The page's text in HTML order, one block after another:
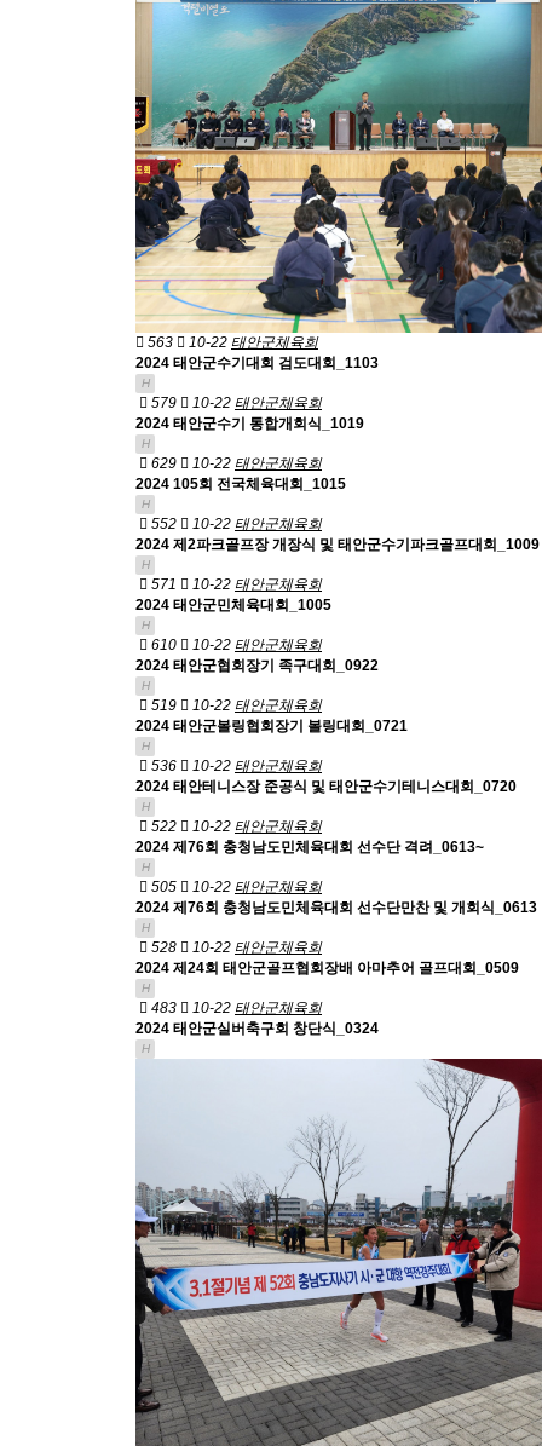
563 10-22 태안군체육회
2024 태안군수기대회 검도대회_1103
H
579 10-22 태안군체육회
2024 태안군수기 통합개회식_1019
H
629 10-22 태안군체육회
2024 105회 전국체육대회_1015
H
552 10-22 태안군체육회
2024 제2파크골프장 개장식 및 태안군수기파크골프대회_1009
H
571 10-22 태안군체육회
2024 태안군민체육대회_1005
H
610 10-22 태안군체육회
2024 태안군협회장기 족구대회_0922
H
519 10-22 태안군체육회
2024 태안군볼링협회장기 볼링대회_0721
H
536 10-22 태안군체육회
2024 태안테니스장 준공식 및 태안군수기테니스대회_0720
H
522 10-22 태안군체육회
2024 제76회 충청남도민체육대회 선수단 격려_0613~
H
505 10-22 태안군체육회
2024 제76회 충청남도민체육대회 선수단만찬 및 개회식_0613
H
528 10-22 태안군체육회
2024 제24회 태안군골프협회장배 아마추어 골프대회_0509
H
483 10-22 태안군체육회
2024 태안군실버축구회 창단식_0324
H